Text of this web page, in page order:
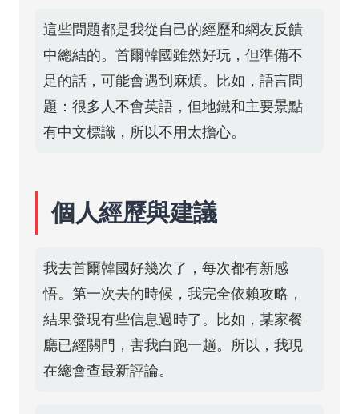
這些問題都是我從自己的經歷和網友反饋
中總結的。首爾韓國雖然好玩，但準備不
足的話，可能會遇到麻煩。比如，語言問
題：很多人不會英語，但地鐵和主要景點
有中文標識，所以不用太擔心。
個人經歷與建議
我去首爾韓國好幾次了，每次都有新感
悟。第一次去的時候，我完全依賴攻略，
結果發現有些信息過時了。比如，某家餐
廳已經關門，害我白跑一趟。所以，我現
在總會查最新評論。